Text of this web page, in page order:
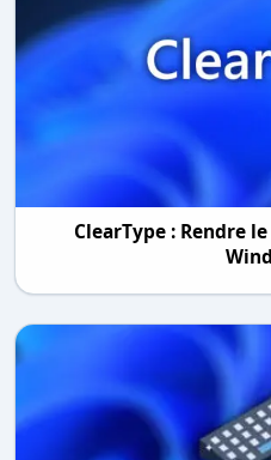
ClearType : Rendre